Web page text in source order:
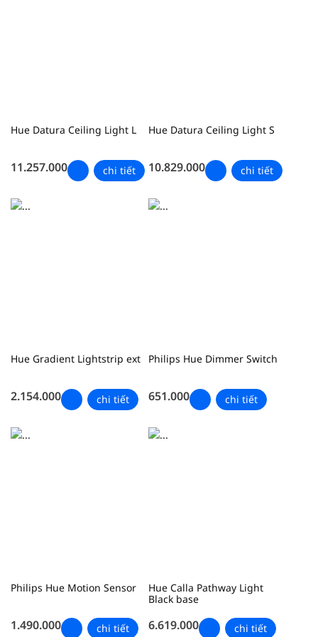
Hue Datura Ceiling Light L
11.257.000 chi tiết
Hue Datura Ceiling Light S
10.829.000 chi tiết
Hue Gradient Lightstrip ext
2.154.000 chi tiết
Philips Hue Dimmer Switch
651.000 chi tiết
Philips Hue Motion Sensor
1.490.000 chi tiết
Hue Calla Pathway Light
Black base
6.619.000 chi tiết